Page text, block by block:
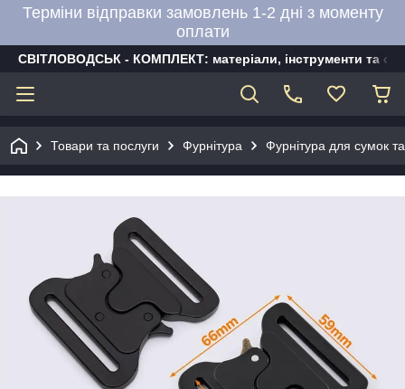
Терміни відправки замовлень 1-2 дні з моменту
оплати
СВІТЛОВОДСЬК - КОМПЛЕКТ: матеріали, інструменти та
Товари та послуги Фурнітура Фурнітура для сумок